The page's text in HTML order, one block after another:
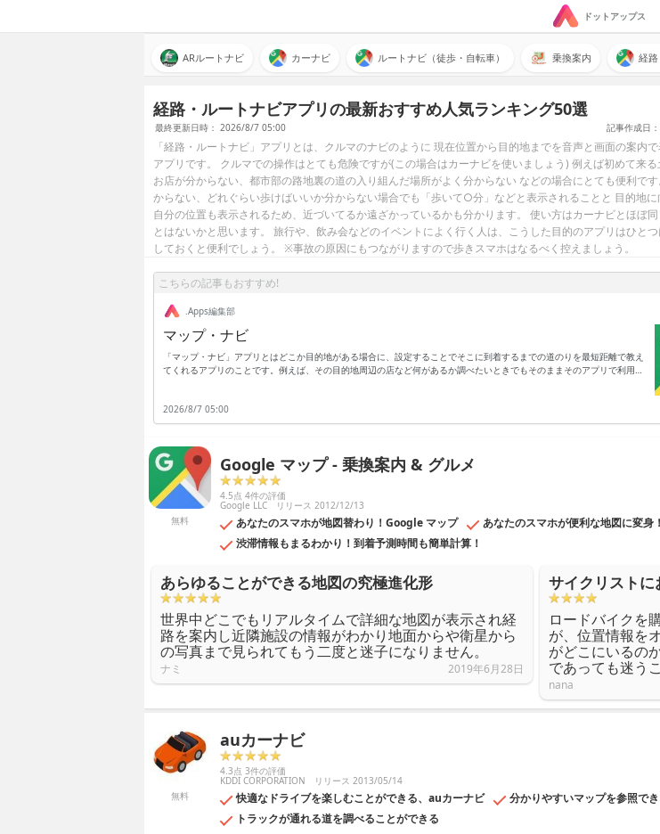
ドットアップス
ARルートナビ カーナビ ルートナビ（徒歩・自転車） 乗換案内 経路
経路・ルートナビアプリの最新おすすめ人気ランキング50選
最終更新日時： 2026/8/7 05:00 記事作成日
「経路・ルートナビ」アプリとは、クルマのナビのように 現在位置から目的地までを音声と画面の案内
アプリです。 クルマでの操作はとても危険ですが(この場合はカーナビを使いましょう) 例えば初めて来
お店が分からない、都市部の路地裏の道の入り組んだ場所がよく分からない などの場合にとても便利で
からない、どれぐらい歩けばいいか分からない場合でも「歩いて○分」などと表示されることと 目的地
自分の位置も表示されるため、近づいてるか遠ざかっているかも分かります。 使い方はカーナビとほぼ
とはないかと思います。 旅行や、飲み会などのイベントによく行く人は、こうした目的のアプリはひと
しておくと便利でしょう。 ※事故の原因にもつながりますので歩きスマホはなるべく控えましょう。
こちらの記事もおすすめ!
.Apps編集部
マップ・ナビ
「マップ・ナビ」アプリとはどこか目的地がある場合に、設定することでそこに到着するまでの道のりを最短距離で教え
てくれるアプリのことです。例えば、その目的地周辺の店など何があるか調べたいときでもそのままそのアプリで利用で
道路に3段階の色の表記で示してくれるので、わざわざ渋滞個所を通行しなくとも、このアプリで解決します。車は特にナ
ビが設置されていなくてもこのアプリで十分代用できるので、インストールは必須だと思います。
2026/8/7 05:00
無料
Google マップ - 乗換案内 & グルメ
4.5点 4件の評価
Google LLC リリース 2012/12/13
あなたのスマホが地図替わり！Google マップ
あなたのスマホが便利な地図に変身！
渋滞情報もまるわかり！到着予測時間も簡単計算！
あらゆることができる地図の究極進化形
世界中どこでもリアルタイムで詳細な地図が表示され経
路を案内し近隣施設の情報がわかり地面からや衛星から
の写真まで見られてもう二度と迷子になりません。
ナミ 2019年6月28日
サイクリストに
ロードバイクを
が、位置情報を
がどこにいるの
であっても迷う
nana
無料
auカーナビ
4.3点 3件の評価
KDDI CORPORATION リリース 2013/05/14
快適なドライブを楽しむことができる、auカーナビ
分かりやすいマップを参照で
トラックが通れる道を調べることができる